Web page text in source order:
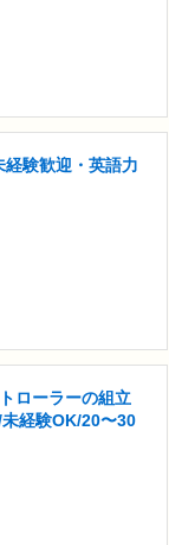
験歓迎・英語力
ローラーの組立
経験OK/20〜30